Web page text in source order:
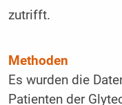
zutrifft.
Methoden
Es wurden die
Patienten der